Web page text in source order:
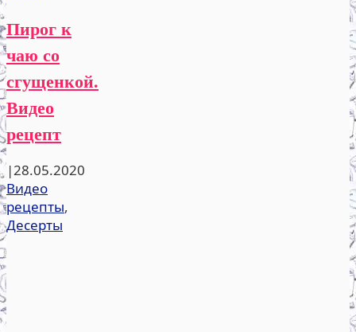
Пирог к
чаю со
сгущенкой.
Видео
рецепт
|28.05.2020
Видео
рецепты,
Десерты